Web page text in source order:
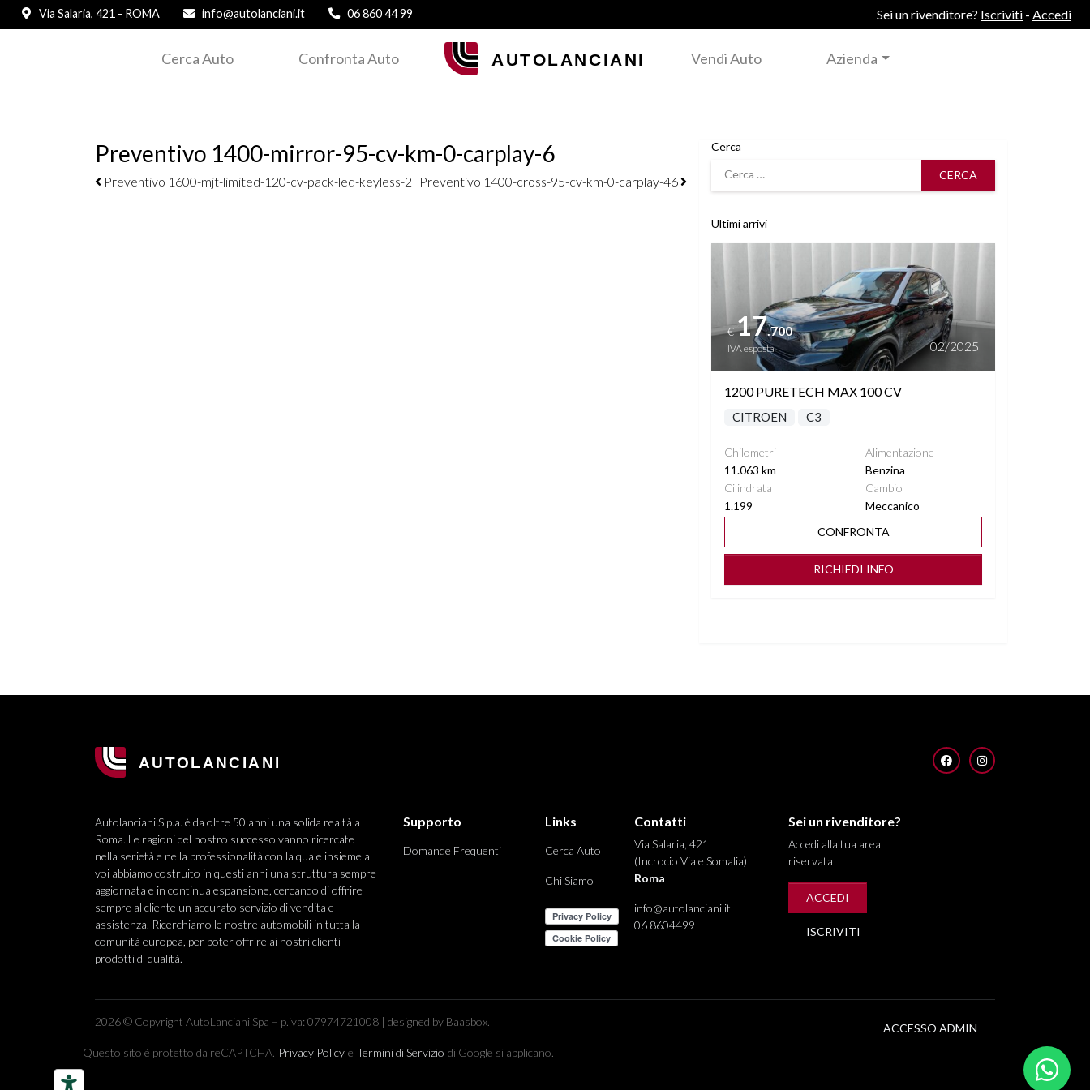
Via Salaria, 421 - ROMA info@autolanciani.it 06 860 44 99 Sei un rivenditore? Iscriviti - Accedi
Cerca Auto Confronta Auto Vendi Auto Azienda
Preventivo 1400-mirror-95-cv-km-0-carplay-6
Navigazione elementi
Preventivo 1600-mjt-limited-120-cv-pack-led-keyless-2 Preventivo 1400-cross-95-cv-km-0-carplay-46
Cerca
Cerca
Ultimi arrivi
Vedi dettagli
€17.700
IVA esposta 02/2025
1200 PURETECH MAX 100 CV
CITROEN C3
Chilometri
11.063 km
Alimentazione
Benzina
Cilindrata
1.199
Cambio
Meccanico
CONFRONTA
RICHIEDI INFO
FACEBOOKINSTAGRAM
Autolanciani S.p.a. è da oltre 50 anni una solida realtà a
Roma. Le ragioni del nostro successo vanno ricercate
nella serietà e nella professionalità con la quale insieme a
voi abbiamo costruito in questi anni una struttura sempre
aggiornata e in continua espansione, cercando di offrire
sempre al cliente un accurato servizio di vendita e
assistenza. Ricerchiamo le nostre automobili in tutta la
comunità europea, per poter offrire ai nostri clienti
prodotti di qualità.
Supporto
Domande Frequenti
Links
Cerca Auto
Chi Siamo
Contatti
Via Salaria, 421
(Incrocio Viale Somalia)
Roma
info@autolanciani.it
06 8604499
Sei un rivenditore?
Accedi alla tua area
riservata
ACCEDI
ISCRIVITI
2026 © Copyright AutoLanciani Spa – p.iva: 07974721008 | designed by Baasbox.
ACCESSO ADMIN
Questo sito è protetto da reCAPTCHA. Privacy Policy e Termini di Servizio di Google si applicano.